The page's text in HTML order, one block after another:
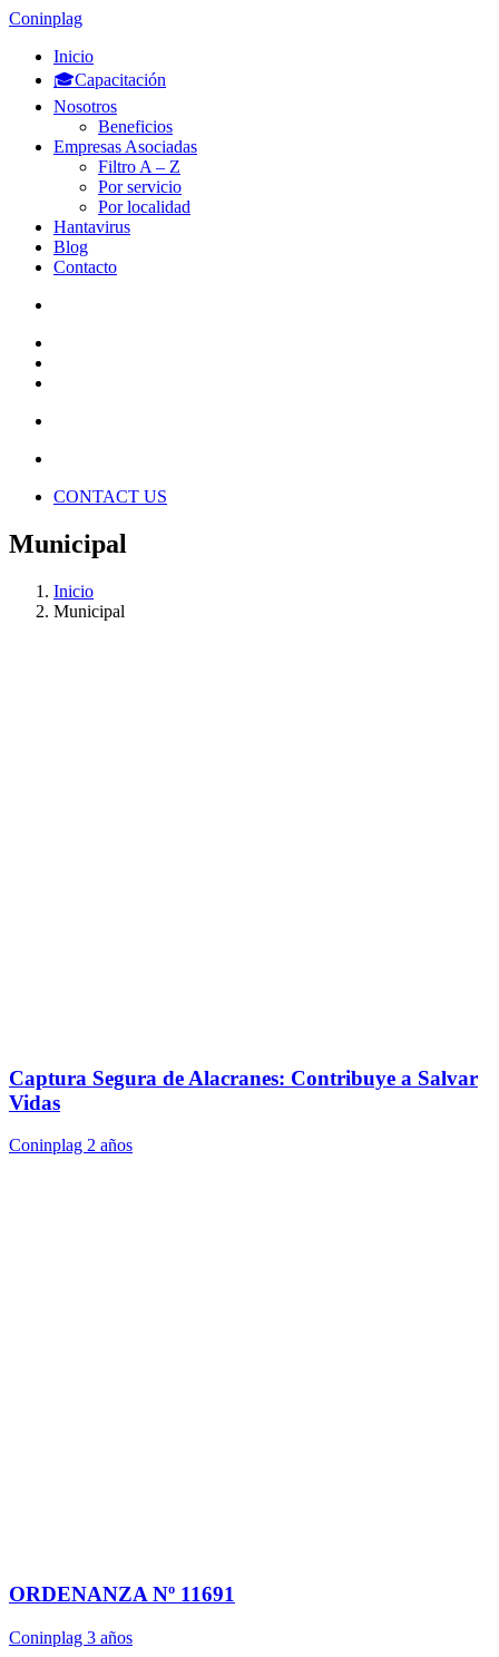
Coninplag
Inicio
🎓Capacitación
Nosotros
Beneficios
Empresas Asociadas
Filtro A – Z
Por servicio
Por localidad
Hantavirus
Blog
Contacto
CONTACT US
Municipal
Inicio
Municipal
Captura Segura de Alacranes: Contribuye a Salvar
Vidas
Coninplag 2 años
ORDENANZA Nº 11691
Coninplag 3 años